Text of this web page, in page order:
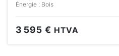
Énergie : Bois
3 595 € HTVA